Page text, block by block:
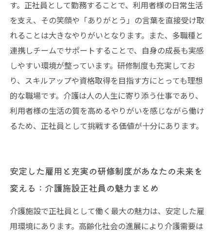
す。正社員として勤務することで、利用者様の日常生活
を支え、その笑顔や「ありがとう」の言葉を直接受け取
れることは大きなやりがいとなります。また、多職種と
連携しチームでサポートすることで、自身の成長も実感
しやすい環境が整っています。研修制度も充実してお
り、スキルアップや資格取得を目指す方にとっても理想
的な職場です。介護は人の人生に寄り添う仕事であり、
利用者様の生活の質を高めるやりがいを感じながら働け
るため、正社員として挑戦する価値が十分にあります。
安定した雇用と充実の研修制度があなたの未来を
変える：介護施設正社員の魅力まとめ
介護施設で正社員として働く最大の魅力は、安定した雇
用環境にあります。高齢化社会の進展により介護需要は